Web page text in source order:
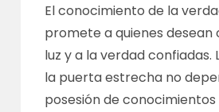
El conocimiento de la
promete a quienes desean
luz y a la verdad
la puerta estrecha no
posesión de